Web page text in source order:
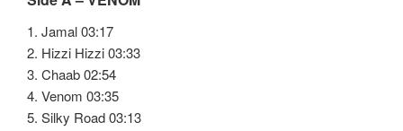
1. Jamal 03:17
2. Hizzi Hizzi 03:33
3. Chaab 02:54
4. Venom 03:35
5. Silky Road 03:13